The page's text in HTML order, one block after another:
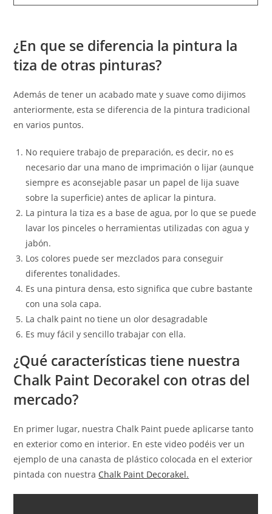
¿En que se diferencia la pintura la
tiza de otras pinturas?
Además de tener un acabado mate y suave como dijimos
anteriormente, esta se diferencia de la pintura tradicional
en varios puntos.
No requiere trabajo de preparación, es decir, no es
necesario dar una mano de imprimación o lijar (aunque
siempre es aconsejable pasar un papel de lija suave
sobre la superficie) antes de aplicar la pintura.
La pintura la tiza es a base de agua, por lo que se puede
lavar los pinceles o herramientas utilizadas con agua y
jabón.
Los colores puede ser mezclados para conseguir
diferentes tonalidades.
Es una pintura densa, esto significa que cubre bastante
con una sola capa.
La chalk paint no tiene un olor desagradable
Es muy fácil y sencillo trabajar con ella.
¿Qué características tiene nuestra
Chalk Paint Decorakel con otras del
mercado?
En primer lugar, nuestra Chalk Paint puede aplicarse tanto
en exterior como en interior. En este video podéis ver un
ejemplo de una canasta de plástico colocada en el exterior
pintada con nuestra Chalk Paint Decorakel.